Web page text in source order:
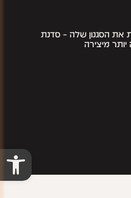
פתח
את הסגנון שלה – סדנת
מיצירה